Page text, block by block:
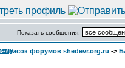
Показать сообщения:
Список форумов shedevr.org.ru ->